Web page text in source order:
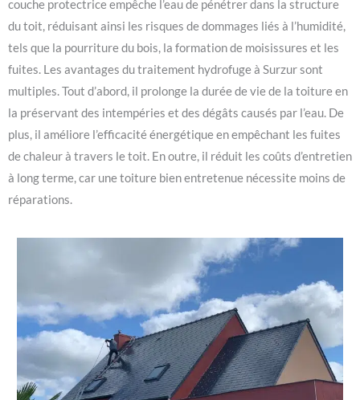
couche protectrice empêche l’eau de pénétrer dans la structure
du toit, réduisant ainsi les risques de dommages liés à l’humidité,
tels que la pourriture du bois, la formation de moisissures et les
fuites. Les avantages du traitement hydrofuge à Surzur sont
multiples. Tout d’abord, il prolonge la durée de vie de la toiture en
la préservant des intempéries et des dégâts causés par l’eau. De
plus, il améliore l’efficacité énergétique en empêchant les fuites
de chaleur à travers le toit. En outre, il réduit les coûts d’entretien
à long terme, car une toiture bien entretenue nécessite moins de
réparations.